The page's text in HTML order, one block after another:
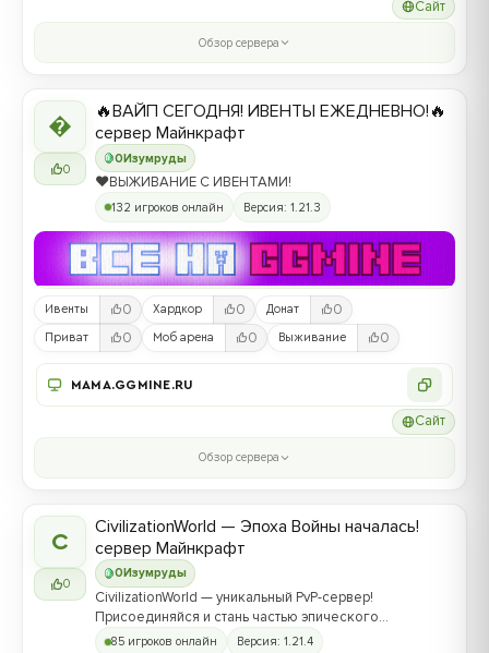
Сайт
Обзор сервера

0
0Изумруды
🔥ВАЙП СЕГОДНЯ! ИВЕНТЫ ЕЖЕДНЕВНО!🔥
сервер Майнкрафт
❤️ВЫЖИВАНИЕ С ИВЕНТАМИ!
132 игроков онлайн Версия: 1.21.3
Ивенты 0 Хардкор 0 Донат 0
Приват 0 Моб арена 0 Выживание 0
MAMA.GGMINE.RU
Сайт
Обзор сервера
C
0
0 Изумруды
CivilizationWorld — Эпоха Войны началась!
сервер Майнкрафт
CivilizationWorld — уникальный PvP-сервер!
Присоединяйся и стань частью эпического
противостояния между Альвами и Йотунами!
85 игроков онлайн Версия: 1.21.4